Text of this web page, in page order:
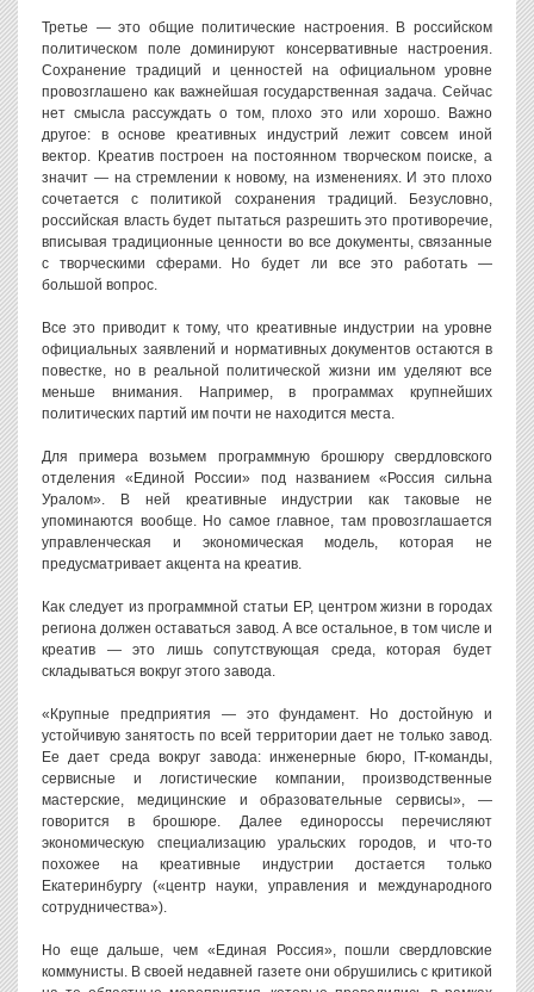
Третье — это общие политические настроения. В российском
политическом поле доминируют консервативные настроения.
Сохранение традиций и ценностей на официальном уровне
провозглашено как важнейшая государственная задача. Сейчас
нет смысла рассуждать о том, плохо это или хорошо. Важно
другое: в основе креативных индустрий лежит совсем иной
вектор. Креатив построен на постоянном творческом поиске, а
значит — на стремлении к новому, на изменениях. И это плохо
сочетается с политикой сохранения традиций. Безусловно,
российская власть будет пытаться разрешить это противоречие,
вписывая традиционные ценности во все документы, связанные
с творческими сферами. Но будет ли все это работать —
большой вопрос.
Все это приводит к тому, что креативные индустрии на уровне
официальных заявлений и нормативных документов остаются в
повестке, но в реальной политической жизни им уделяют все
меньше внимания. Например, в программах крупнейших
политических партий им почти не находится места.
Для примера возьмем программную брошюру свердловского
отделения «Единой России» под названием «Россия сильна
Уралом». В ней креативные индустрии как таковые не
упоминаются вообще. Но самое главное, там провозглашается
управленческая и экономическая модель, которая не
предусматривает акцента на креатив.
Как следует из программной статьи ЕР, центром жизни в городах
региона должен оставаться завод. А все остальное, в том числе и
креатив — это лишь сопутствующая среда, которая будет
складываться вокруг этого завода.
«Крупные предприятия — это фундамент. Но достойную и
устойчивую занятость по всей территории дает не только завод.
Ее дает среда вокруг завода: инженерные бюро, IT-команды,
сервисные и логистические компании, производственные
мастерские, медицинские и образовательные сервисы», —
говорится в брошюре. Далее единороссы перечисляют
экономическую специализацию уральских городов, и что-то
похожее на креативные индустрии достается только
Екатеринбургу («центр науки, управления и международного
сотрудничества»).
Но еще дальше, чем «Единая Россия», пошли свердловские
коммунисты. В своей недавней газете они обрушились с критикой